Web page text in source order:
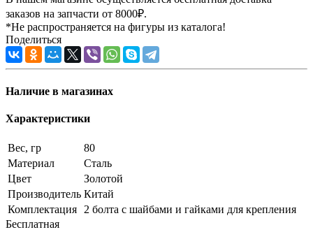
заказов на запчасти от 8000₽.
*Не распространяется на фигуры из каталога!
Поделиться
Наличие в магазинах
Характеристики
Вес, гр
80
Материал
Сталь
Цвет
Золотой
Производитель Китай
Комплектация
2 болта с шайбами и гайками для крепления
Бесплатная